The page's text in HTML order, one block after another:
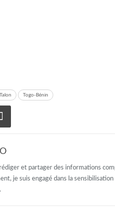
Togo-Bénin
et partager des informations
je suis engagé dans la